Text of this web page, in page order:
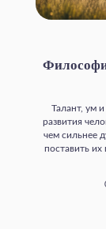
Талант, ум
развития
чем сильнее
поставить их